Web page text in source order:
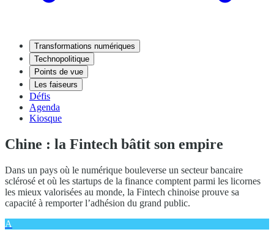
Transformations numériques
Technopolitique
Points de vue
Les faiseurs
Défis
Agenda
Kiosque
Chine : la Fintech bâtit son empire
Dans un pays où le numérique bouleverse un secteur bancaire
sclérosé et où les startups de la finance comptent parmi les licornes
les mieux valorisées au monde, la Fintech chinoise prouve sa
capacité à remporter l’adhésion du grand public.
A